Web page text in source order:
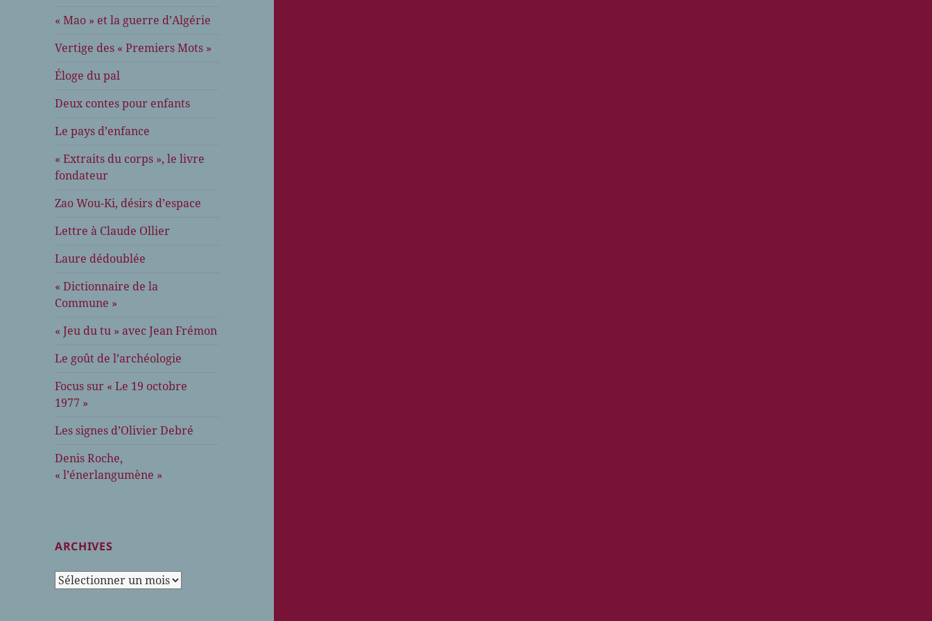
« Mao » et la guerre d’Algérie
Vertige des « Premiers Mots »
Éloge du pal
Deux contes pour enfants
Le pays d’enfance
« Extraits du corps », le livre
fondateur
Zao Wou-Ki, désirs d’espace
Lettre à Claude Ollier
Laure dédoublée
« Dictionnaire de la
Commune »
« Jeu du tu » avec Jean Frémon
Le goût de l’archéologie
Focus sur « Le 19 octobre
1977 »
Les signes d’Olivier Debré
Denis Roche,
« l’énerlangumène »
ARCHIVES
Archives